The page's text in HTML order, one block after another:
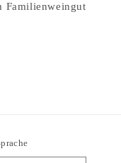
Familienweingut